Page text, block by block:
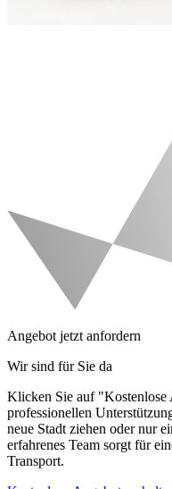
Angebot jetzt anfordern
Wir sind für Sie da
Klicken Sie auf "Kostenlose
professionellen
neue Stadt ziehen oder nur
erfahrenes Team sorgt für
Transport.